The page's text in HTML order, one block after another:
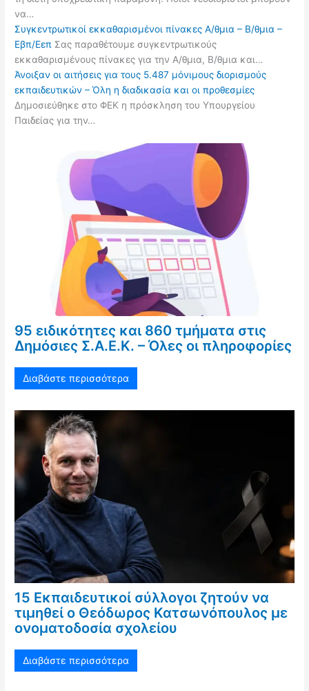
να…
Συγκεντρωτικοί εκκαθαρισμένοι πίνακες Α/θμια – Β/θμια –
Εβπ/Εεπ Σας παραθέτουμε συγκεντρωτικούς
εκκαθαρισμένους πίνακες για την Α/θμια, Β/θμια και…
Άνοιξαν οι αιτήσεις για τους 5.487 μόνιμους διορισμούς
εκπαιδευτικών – Όλη η διαδικασία και οι προθεσμίες
Δημοσιεύθηκε στο ΦΕΚ η πρόσκληση του Υπουργείου
Παιδείας για την…
95 ειδικότητες και 860 τμήματα στις
Δημόσιες Σ.Α.Ε.Κ. – Όλες οι πληροφορίες
Διαβάστε περισσότερα
15 Εκπαιδευτικοί σύλλογοι ζητούν να
τιμηθεί ο Θεόδωρος Κατσωνόπουλος με
ονοματοδοσία σχολείου
Διαβάστε περισσότερα